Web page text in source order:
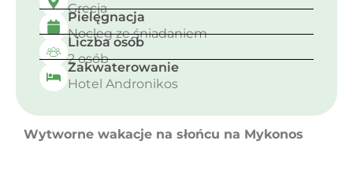
Grecja
Pielęgnacja
Nocleg ze śniadaniem
Liczba osób
2 osób
Zakwaterowanie
Hotel Andronikos
Wytworne wakacje na słońcu na Mykonos